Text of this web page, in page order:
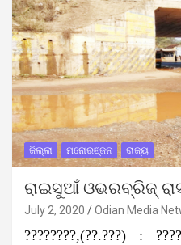
ଜିଲ୍ଲା ମନୋରଞ୍ଜନ ରାଜ୍ୟ
ରାଇସୁଆଁ ଓଭରବ୍ରିଜ୍
July 2, 2020 Odian Media
????????,(??.???) :